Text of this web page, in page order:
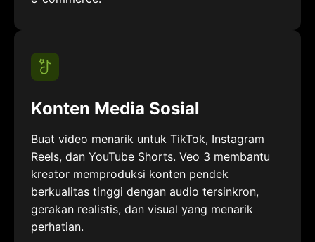
Konten Media Sosial
Buat video menarik untuk TikTok, Instagram
Reels, dan YouTube Shorts. Veo 3 membantu
kreator memproduksi konten pendek
berkualitas tinggi dengan audio tersinkron,
gerakan realistis, dan visual yang menarik
perhatian.